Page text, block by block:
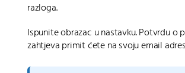
razloga.
Ispunite obrazac u nastavku. Potvrdu o
zahtjeva primit ćete na svoju email